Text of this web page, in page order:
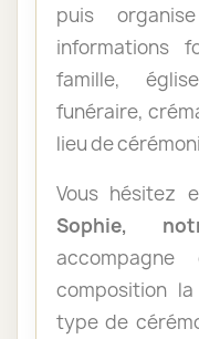
puis
informations
famille,
funéraire,
lieu de
Vous hésitez
Sophie,
composition
type de